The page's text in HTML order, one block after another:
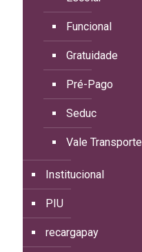
Funcional
Gratuidade
Pré-Pago
Seduc
Vale Transporte
Institucional
PIU
recargapay